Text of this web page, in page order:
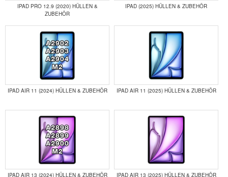
IPAD PRO 12.9 (2020) HÜLLEN &
ZUBEHÖR
IPAD (2025) HÜLLEN & ZUBEHÖR
IPAD AIR 11 (2024) HÜLLEN & ZUBEHÖR IPAD AIR 11 (2025) HÜLLEN & ZUBEHÖR
IPAD AIR 13 (2024) HÜLLEN & ZUBEHÖR IPAD AIR 13 (2025) HÜLLEN & ZUBEHÖR